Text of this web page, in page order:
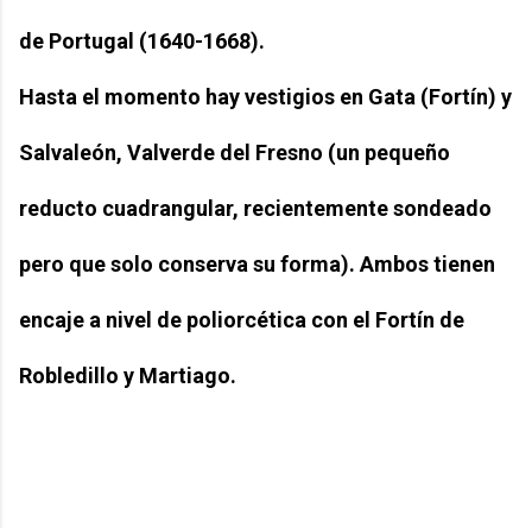
de Portugal (1640-1668).
Hasta el momento hay vestigios en Gata (Fortín) y
Salvaleón, Valverde del Fresno (un pequeño
reducto cuadrangular, recientemente sondeado
pero que solo conserva su forma). Ambos tienen
encaje a nivel de poliorcética con el Fortín de
Robledillo y Martiago.